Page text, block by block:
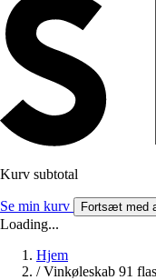
Kurv subtotal
Se min kurv Fortsæt med
Loading...
Hjem
/ Vinkøleskab 91